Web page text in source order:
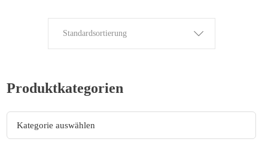
Standardsortierung
Produktkategorien
Kategorie auswählen